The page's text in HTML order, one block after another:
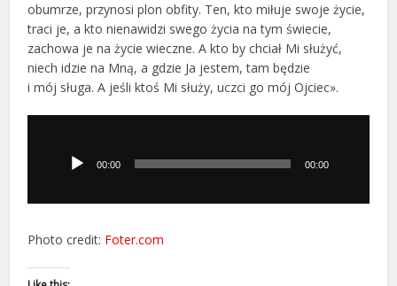
obumrze, przynosi plon obfity. Ten, kto miłuje swoje życie,
traci je, a kto nienawidzi swego życia na tym świecie,
zachowa je na życie wieczne. A kto by chciał Mi służyć,
niech idzie na Mną, a gdzie Ja jestem, tam będzie
i mój sługa. A jeśli ktoś Mi służy, uczci go mój Ojciec».
dźwiękowych00:00 00:00
Photo credit: Foter.com